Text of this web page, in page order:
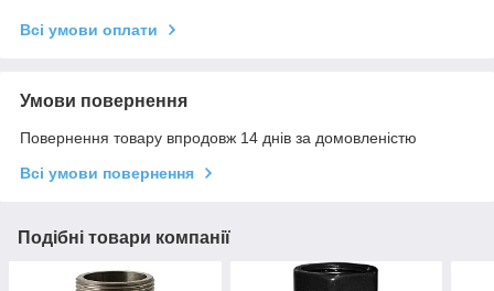
Всі умови оплати
Умови повернення
Повернення товару впродовж 14 днів за домовленістю
Всі умови повернення
Подібні товари компанії